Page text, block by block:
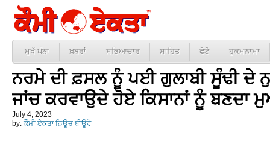
ਮੁਖੱ ਪੰਨਾ ਖ਼ਬਰਾਂ ਸਭਿਆਚਾਰ ਸਾਹਿਤ ਫੋਟੋ ਹੁਕਮਨਾਮਾ
ਨਰਮੇ ਦੀ ਫ਼ਸਲ ਨੂੰ ਪਈ ਗੁਲਾਬੀ ਸੂੰਢੀ ਦੇ
ਜਾਂਚ ਕਰਵਾਉਦੇ ਹੋਏ ਕਿਸਾਨਾਂ ਨੂੰ ਬਣਦਾ
July 4, 2023
by: ਕੌਮੀ ਏਕਤਾ ਨਿਊਜ਼ ਬੀਊਰੋ